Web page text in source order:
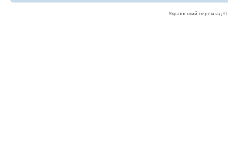
Український переклад